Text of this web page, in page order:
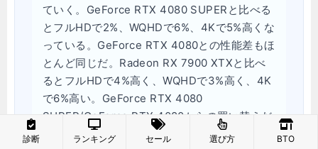
ていく。GeForce RTX 4080 SUPERと比べる
とフルHDで2%、WQHDで6%、4Kで5%高くな
っている。GeForce RTX 4080との性能差もほ
とんど同じだ。Radeon RX 7900 XTXと比べ
るとフルHDで4%高く、WQHDで3%高く、4K
で6%高い。GeForce RTX 4080
SUPER/GeForce RTX 4080からの買い替えだ
とそこまでのメリットはなさそうだ。
診断 ランキング セール 選び方 BTO